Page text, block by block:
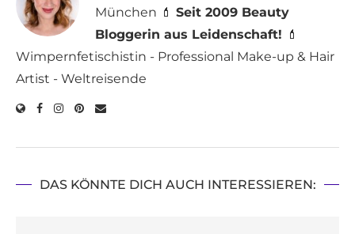
München 💄 Seit 2009 Beauty
Bloggerin aus Leidenschaft! 💄
Wimpernfetischistin - Professional Make-up & Hair
Artist - Weltreisende
DAS KÖNNTE DICH AUCH INTERESSIEREN: